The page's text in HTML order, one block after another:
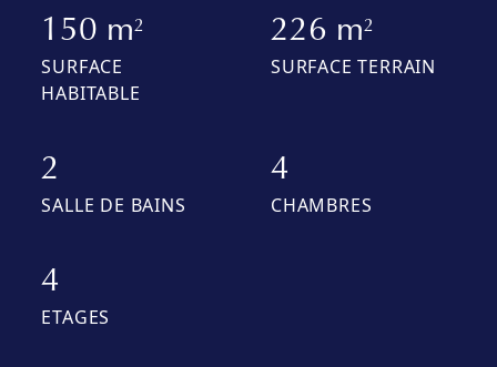
150 m2
SURFACE
HABITABLE
226 m2
SURFACE TERRAIN
2
SALLE DE BAINS
4
CHAMBRES
4
ETAGES